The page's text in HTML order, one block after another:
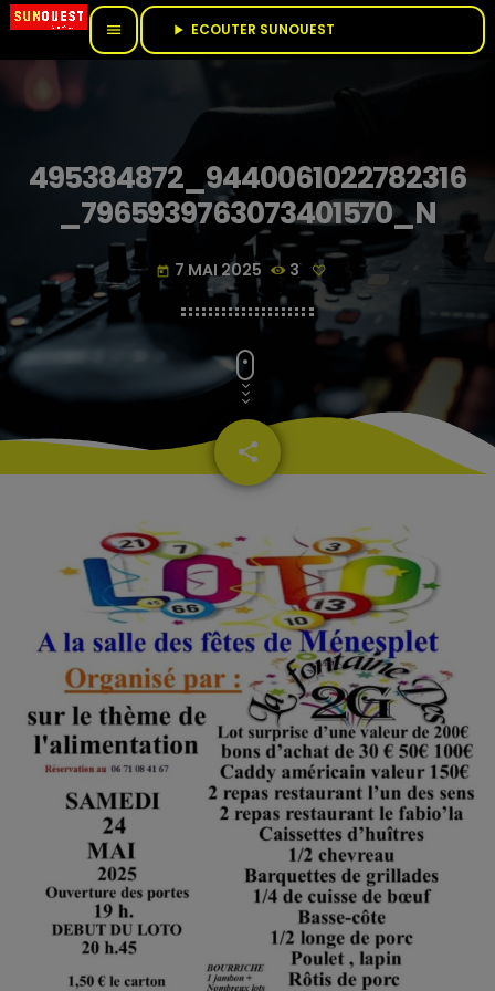
menu play_arrow
495384872_9440061022782316
_7965939763073401570_N
today 7 MAI 2025 3
share
email